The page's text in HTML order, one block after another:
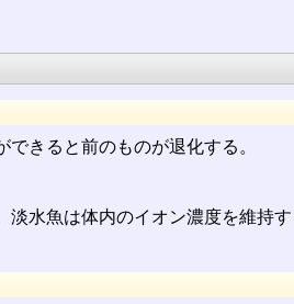
きると前のものが退化する。
水魚は体内のイオン濃度を維持